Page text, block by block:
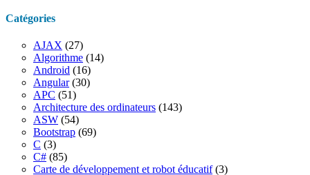
Catégories
AJAX (27)
Algorithme (14)
Android (16)
Angular(30)
APC (51)
Architecture des ordinateurs (143)
ASW (54)
Bootstrap (69)
C (3)
C# (85)
Carte de développement et robot éducatif(3)